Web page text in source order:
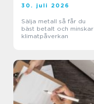
30. juli 2026
Sälja metall så får du
bäst betalt och minskar
klimatpåverkan